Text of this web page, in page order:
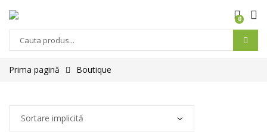
0
Prima pagină Boutique